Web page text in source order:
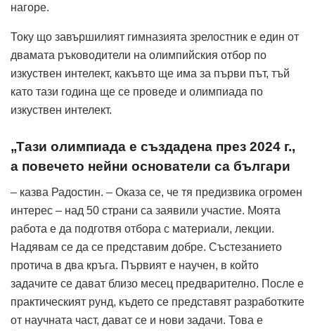
нагоре.
Току що завършилият гимназията зрелостник е един от
двамата ръководители на олимпийския отбор по
изкуствен интелект, какъвто ще има за първи път, тъй
като тази година ще се проведе и олимпиада по
изкуствен интелект.
„Тази олимпиада е създадена през 2024 г.,
а повечето нейни основатели са българи
– казва Радостин. – Оказа се, че тя предизвика огромен
интерес – над 50 страни са заявили участие. Моята
работа е да подготвя отбора с материали, лекции.
Надявам се да се представим добре. Състезанието
протича в два кръга. Първият е научен, в който
задачите се дават близо месец предварително. После е
практическият рунд, където се представят разработките
от научната част, дават се и нови задачи. Това е